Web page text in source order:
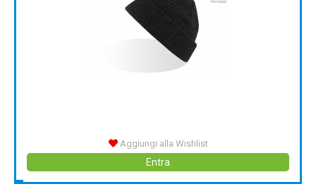
Aggiungi alla Wishlist
Entra